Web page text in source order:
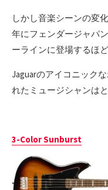
しかし音楽シーンの変
年にフェンダージャパ
ーラインに登場するほど
Jaguarのアイコニック
れたミュージシャンは
3-Color Sunburst